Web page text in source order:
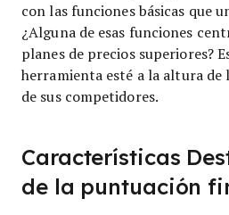
con las funciones básicas que
¿Alguna de esas funciones
planes de precios superiores?
herramienta esté a la altura de
de sus competidores.
Características
de la puntuación